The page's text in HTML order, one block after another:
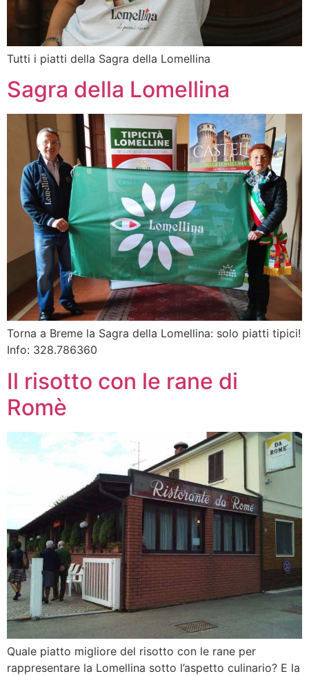
Tutti i piatti della Sagra della Lomellina
Sagra della Lomellina
Torna a Breme la Sagra della Lomellina: solo piatti tipici!
Info: 328.786360
Il risotto con le rane di
Romè
Quale piatto migliore del risotto con le rane per
rappresentare la Lomellina sotto l’aspetto culinario? E la